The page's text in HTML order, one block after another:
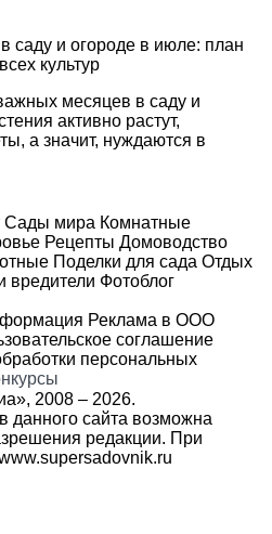
саду и огороде в июле: план
культур
месяцев в саду и
активно растут,
а значит, нуждаются в
Сады мира Комнатные
Рецепты Домоводство
Поделки для сада Отдых
вредители Фотоблог
Реклама в ООО
соглашение
персональных
2008 – 2026.
данного сайта возможна
редакции. При